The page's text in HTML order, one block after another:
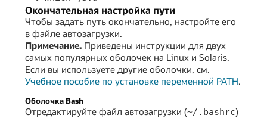
Окончательная настройка пути
Чтобы задать путь окончательно, настройте его
в файле автозагрузки.
Примечание. Приведены инструкции для двух
самых популярных оболочек на Linux и Solaris.
Если вы используете другие оболочки, см.
Учебное пособие по установке переменной PATH.
Оболочка Bash
Отредактируйте файл автозагрузки (~/.bashrc)